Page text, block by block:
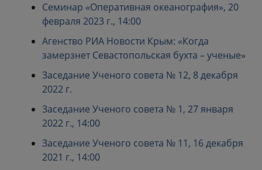
Семинар «Оперативная океанография», 20
февраля 2023 г., 14:00
Агенство РИА Новости Крым: «Когда
замерзнет Севастопольская бухта – ученые»
Заседание Ученого совета № 12, 8 декабря
2022 г.
Заседание Ученого совета № 1, 27 января
2022 г., 14:00
Заседание Ученого совета № 11, 16 декабря
2021 г., 14:00